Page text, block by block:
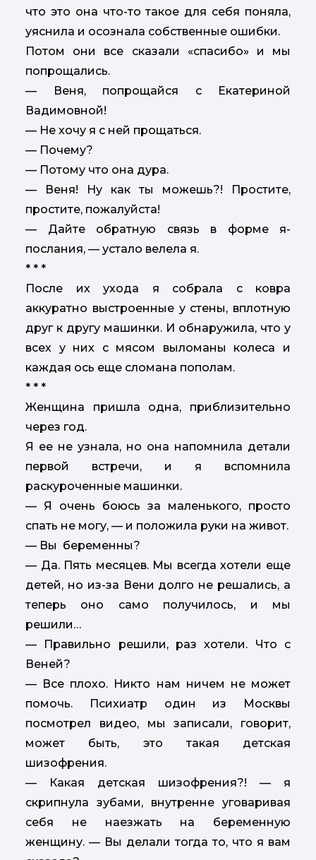
что это она что-то такое для себя поняла,
уяснила и осознала собственные ошибки.
Потом они все сказали «спасибо» и мы
попрощались.
— Веня, попрощайся с Екатериной
Вадимовной!
— Не хочу я с ней прощаться.
— Почему?
— Потому что она дура.
— Веня! Ну как ты можешь?! Простите,
простите, пожалуйста!
— Дайте обратную связь в форме я-
послания, — устало велела я.
* * *
После их ухода я собрала с ковра
аккуратно выстроенные у стены, вплотную
друг к другу машинки. И обнаружила, что у
всех у них с мясом выломаны колеса и
каждая ось еще сломана пополам.
* * *
Женщина пришла одна, приблизительно
через год.
Я ее не узнала, но она напомнила детали
первой встречи, и я вспомнила
раскуроченные машинки.
— Я очень боюсь за маленького, просто
спать не могу, — и положила руки на живот.
— Вы беременны?
— Да. Пять месяцев. Мы всегда хотели еще
детей, но из-за Вени долго не решались, а
теперь оно само получилось, и мы
решили…
— Правильно решили, раз хотели. Что с
Веней?
— Все плохо. Никто нам ничем не может
помочь. Психиатр один из Москвы
посмотрел видео, мы записали, говорит,
может быть, это такая детская
шизофрения.
— Какая детская шизофрения?! — я
скрипнула зубами, внутренне уговаривая
себя не наезжать на беременную
женщину. — Вы делали тогда то, что я вам